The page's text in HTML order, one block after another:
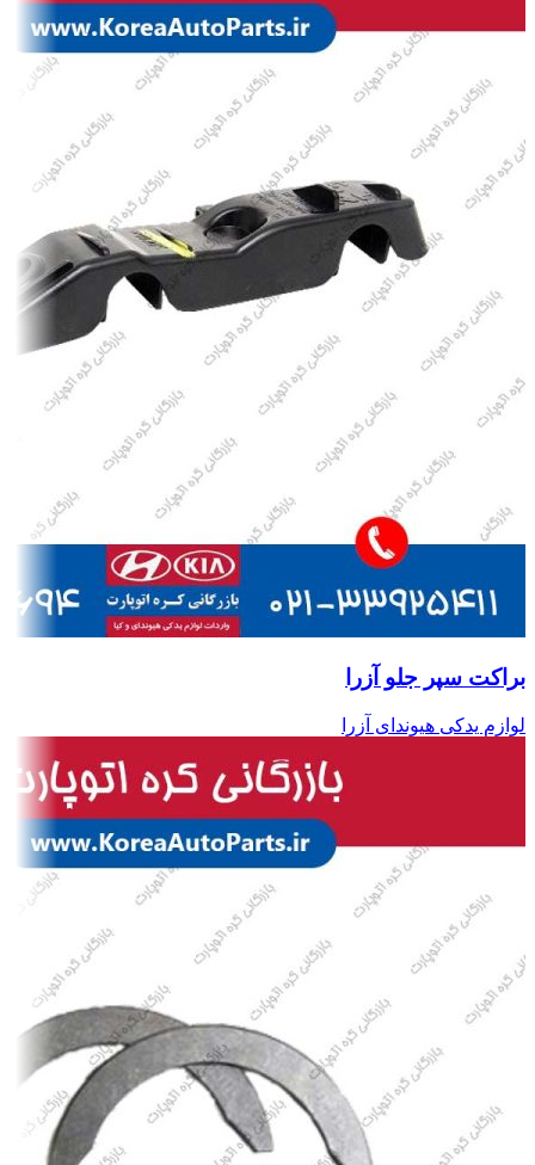
براکت سپر جلو آزرا
لوازم یدکی هیوندای آزرا